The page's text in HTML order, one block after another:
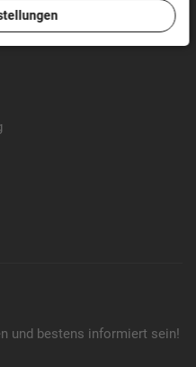
und bestens informiert sein!